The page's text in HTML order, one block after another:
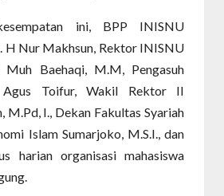
ini, BPP INISNU
H Nur Makhsun, Rektor INISNU
Muh Baehaqi, M.M, Pengasuh
Agus Toifur, Wakil Rektor II
M.Pd, I., Dekan Fakultas Syariah
Islam Sumarjoko, M.S.I., dan
harian organisasi mahasiswa